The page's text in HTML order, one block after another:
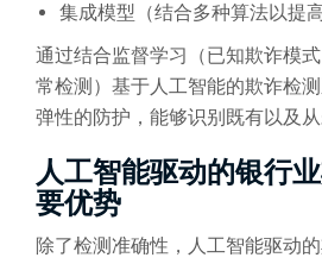
集成模型（结合多种算法以提高
通过结合监督学习（已知欺诈模
常检测）基于人工智能的欺诈检
弹性的防护，能够识别既有以及从
人工智能驱动的银行
要优势
除了检测准确性，人工智能驱动